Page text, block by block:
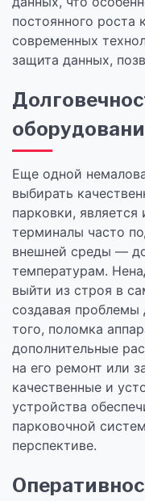
постоянного роста
современных
защита данных,
Еще одной
выбирать
парковки,
терминалы часто
внешней среды —
температурам.
выйти из строя в
создавая проблемы
того, поломка
дополнительные
на его ремонт или
качественные и
устройства
парковочной
перспективе.